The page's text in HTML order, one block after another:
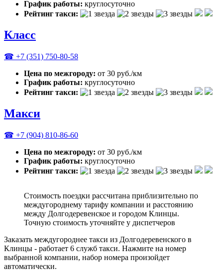
График работы: круглосуточно
Рейтинг такси:
Класс
☎ +7 (351) 750-80-58
Цена по межгороду: от 30 руб./км
График работы: круглосуточно
Рейтинг такси:
Макси
☎ +7 (904) 810-86-60
Цена по межгороду: от 30 руб./км
График работы: круглосуточно
Рейтинг такси:
Стоимость поездки рассчитана приблизительно по
междугороднему тарифу компании и расстоянию
между Долгодеревенское и городом Клинцы.
Точную стоимость уточняйте у диспетчеров
Заказать междугороднее такси из Долгодеревенского в
Клинцы - работает 6 служб такси. Нажмите на номер
выбранной компании, набор номера произойдет
автоматически.